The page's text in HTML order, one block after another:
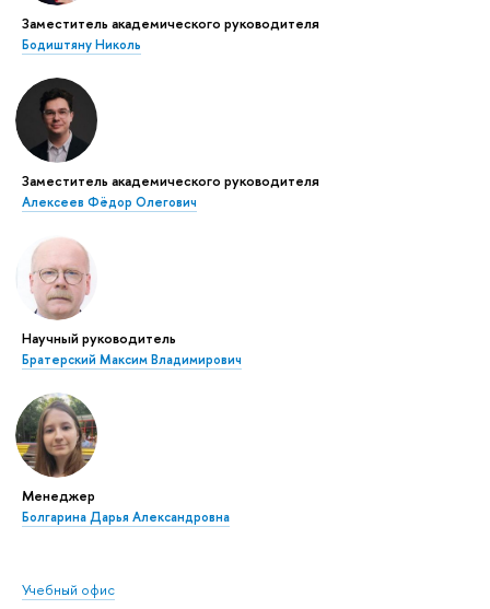
Заместитель академического руководителя
Бодиштяну Николь
Заместитель академического руководителя
Алексеев Фёдор Олегович
Научный руководитель
Братерский Максим Владимирович
Менеджер
Болгарина Дарья Александровна
Учебный офис